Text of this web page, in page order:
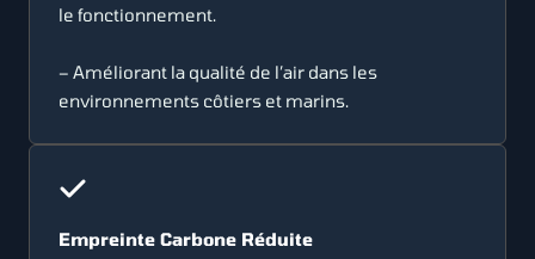
le fonctionnement.
– Améliorant la qualité de l’air dans les
environnements côtiers et marins.
Empreinte Carbone Réduite